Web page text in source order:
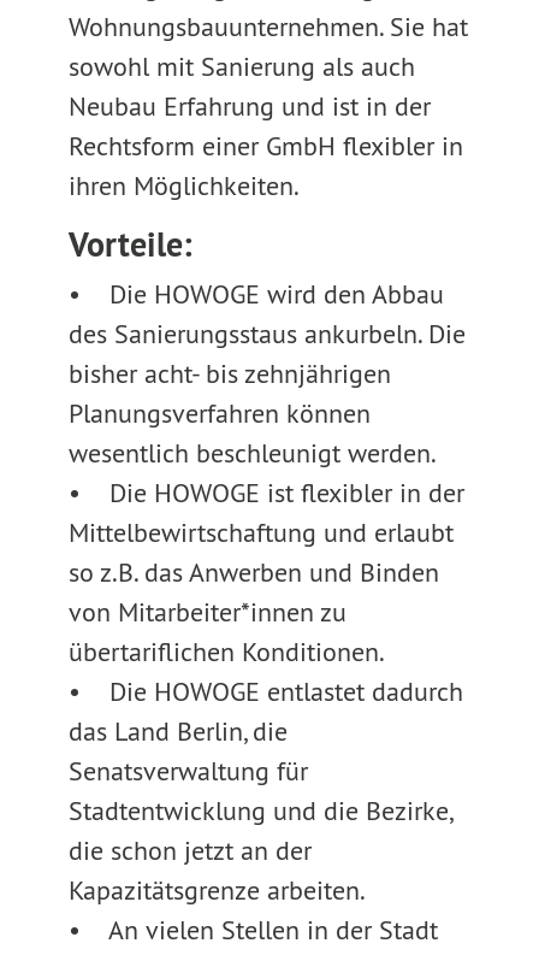
Wohnungsbauunternehmen. Sie hat
sowohl mit Sanierung als auch
Neubau Erfahrung und ist in der
Rechtsform einer GmbH flexibler in
ihren Möglichkeiten.
Vorteile:
• Die HOWOGE wird den Abbau
des Sanierungsstaus ankurbeln. Die
bisher acht- bis zehnjährigen
Planungsverfahren können
wesentlich beschleunigt werden.
• Die HOWOGE ist flexibler in der
Mittelbewirtschaftung und erlaubt
so z.B. das Anwerben und Binden
von Mitarbeiter*innen zu
übertariflichen Konditionen.
• Die HOWOGE entlastet dadurch
das Land Berlin, die
Senatsverwaltung für
Stadtentwicklung und die Bezirke,
die schon jetzt an der
Kapazitätsgrenze arbeiten.
• An vielen Stellen in der Stadt